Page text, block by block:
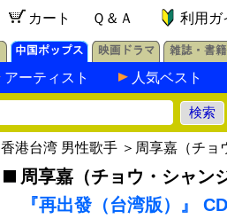
カート Ｑ＆Ａ 利用ガ
アーティスト 人気ベスト
香港台湾 男性歌手 ＞ 周享嘉（チョ
周享嘉（チョウ・シャン
『再出發（台湾版）』